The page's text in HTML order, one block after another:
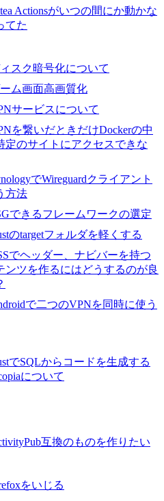
Actionsがいつの間にか動かな
てた
スク暗号化について
ム画面高画質化
サービスについて
を繋いだときだけDockerの中
定のサイトにアクセスできな
でWireguardクライアント
方法
できるフレームワークの選定
のtargetフォルダを軽くする
でヘッダー、ナビバーを持つ
ンツを作るにはどうするのが良
で二つのVPNを同時に使う
でSQLからコードを生成する
について
互換のものを作りたい
をいじる